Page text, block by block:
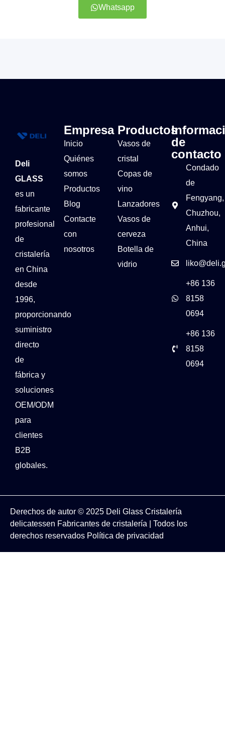
Whatsapp
Deli
GLASS
es un
fabricante
profesional
de
cristalería
en China
desde
1996,
proporcionando
suministro
directo
de
fábrica y
soluciones
OEM/ODM
para
clientes
B2B
globales.
Empresa
Inicio
Quiénes
somos
Productos
Blog
Contacte
con
nosotros
Productos
Vasos de
cristal
Copas de
vino
Lanzadores
Vasos de
cerveza
Botella de
vidrio
de
contacto
Condado
de
Fengyang,
Chuzhou,
Anhui,
China
+86 136
8158
0694
+86 136
8158
0694
Derechos de autor © 2025 Deli Glass Cristalería
delicatessen Fabricantes de cristalería
| Todos los
derechos reservados Política de privacidad